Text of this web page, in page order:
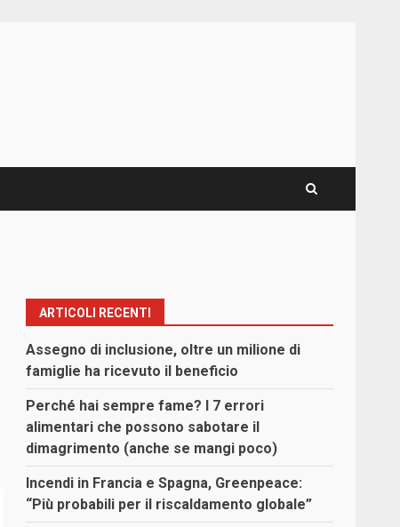
ARTICOLI RECENTI
Assegno di inclusione, oltre un milione di
famiglie ha ricevuto il beneficio
Perché hai sempre fame? I 7 errori
alimentari che possono sabotare il
dimagrimento (anche se mangi poco)
Incendi in Francia e Spagna, Greenpeace:
“Più probabili per il riscaldamento globale”